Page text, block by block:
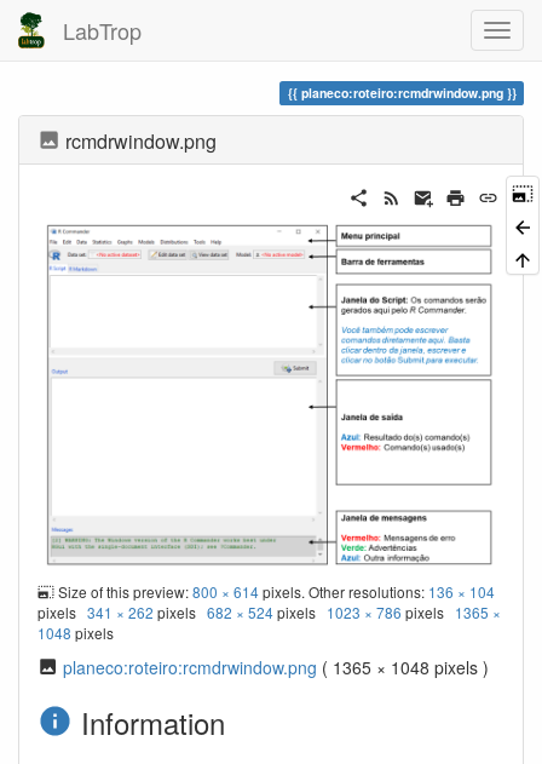
LabTrop
planeco:roteiro:rcmdrwindow.png
rcmdrwindow.png
Size of this preview:800 × 614pixels. Other resolutions: 136 × 104
pixels 341 × 262 pixels 682 × 524pixels 1023 × 786 pixels 1365 ×
1048 pixels
planeco:roteiro:rcmdrwindow.png ( 1365 × 1048 pixels )
Information